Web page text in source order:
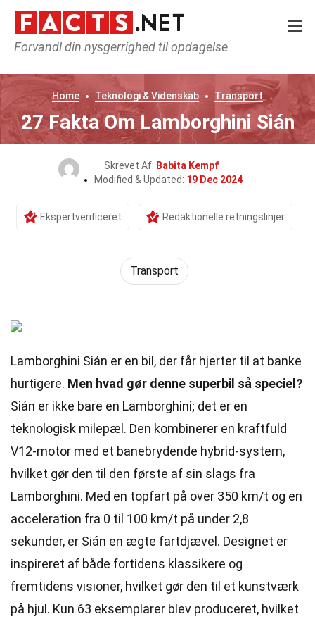
Forvandl din nysgerrighed til opdagelse
Home Teknologi & Videnskab Transport
27 Fakta Om Lamborghini Sián
Skrevet Af: Babita Kempf
Modified & Updated: 19 Dec 2024
Ekspertverificeret Redaktionelle retningslinjer
Transport
Lamborghini Sián er en bil, der får hjerter til at banke
hurtigere. Men hvad gør denne superbil så speciel?
Sián er ikke bare en Lamborghini; det er en
teknologisk milepæl. Den kombinerer en kraftfuld
V12-motor med et banebrydende hybrid-system,
hvilket gør den til den første af sin slags fra
Lamborghini. Med en topfart på over 350 km/t og en
acceleration fra 0 til 100 km/t på under 2,8
sekunder, er Sián en ægte fartdjævel. Designet er
inspireret af både fortidens klassikere og
fremtidens visioner, hvilket gør den til et kunstværk
på hjul. Kun 63 eksemplarer blev produceret, hvilket